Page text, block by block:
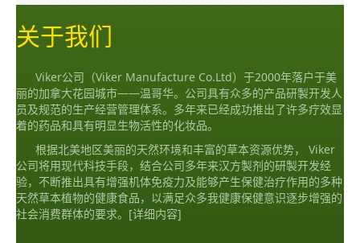
关于我们
Viker公司（Viker Manufacture Co.Ltd）于2000年落户于美
丽的加拿大花园城市——温哥华。公司具有众多的产品研製开发人
员及规范的生产经营管理体系。多年来已经成功推出了许多疗效显
着的药品和具有明显生物活性的化妆品。
根据北美地区美丽的天然环境和丰富的草本资源优势， Viker
公司将用现代科技手段，结合公司多年来汉方製剂的研製开发经
验，不断推出具有增强机体免疫力及能够产生保健治疗作用的多种
天然草本植物的健康食品，以满足众多我健康保健意识逐步增强的
社会消费群体的要求。 [详细内容]